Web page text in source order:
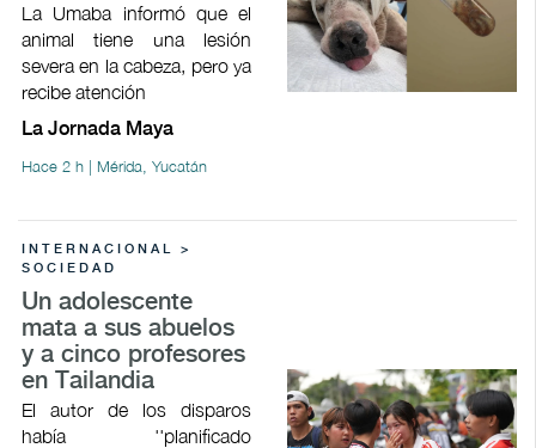
La Umaba informó que el
animal tiene una lesión
severa en la cabeza, pero ya
recibe atención
La Jornada Maya
Hace 2 h | Mérida, Yucatán
INTERNACIONAL >
SOCIEDAD
Un adolescente
mata a sus abuelos
y a cinco profesores
en Tailandia
El autor de los disparos
había ''planificado